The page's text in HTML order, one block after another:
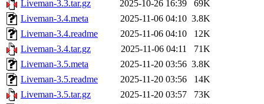
Liveman-3.3.tar.gz 2025-10-26 16:39
69K
Liveman-3.4.meta
2025-11-06 04:10 3.8K
Liveman-3.4.readme
2025-11-06 04:10
12K
Liveman-3.4.tar.gz
2025-11-06 04:11
71K
Liveman-3.5.meta
2025-11-20 03:56 3.8K
Liveman-3.5.readme
2025-11-20 03:56
14K
Liveman-3.5.tar.gz
2025-11-20 03:57
73K